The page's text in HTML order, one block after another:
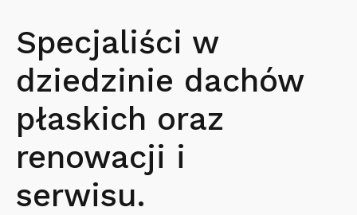
Specjaliści w
dziedzinie dachów
płaskich oraz
renowacji i
serwisu.